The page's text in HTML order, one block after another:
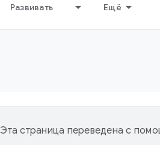
Развивать Ещё
Эта страница переведена с